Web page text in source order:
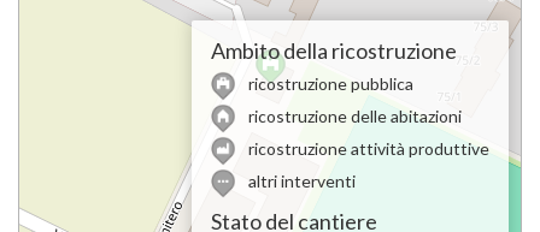
Ambito della ricostruzione
ricostruzione pubblica
ricostruzione delle abitazioni
ricostruzione attività produttive
altri interventi
Stato del cantiere